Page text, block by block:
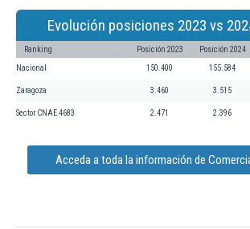
Evolución posiciones 2023 vs
Ranking Posición 2023 Posición 2024
Nacional 150.400 155.584
Zaragoza 3.460 3.515
Sector CNAE 4683 2.471 2.396
Acceda a toda la información de